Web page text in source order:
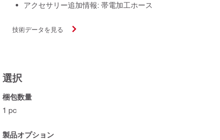
アクセサリー追加情報: 帯電加工ホース
技術データを見る
選択
梱包数量
1 pc
製品オプション